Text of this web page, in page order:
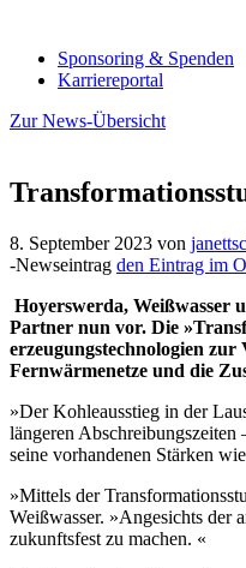
Sponsoring & Spenden
Karriereportal
Zur News-Übersicht
8. September 2023 von
-Newseintrag den Eintrag im
Hoyerswerda, Weißwasser
Partner nun vor. Die
erzeugungstechnologien
Fernwärmenetze und die
»Der Kohleausstieg in der
längeren
seine vorhandenen Stärken
»Mittels der
Weißwasser. »Angesichts der
zukunftsfest zu machen. «